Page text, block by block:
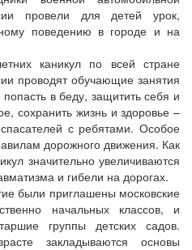
провели для детей урок,
поведению в городе и на
каникул по всей стране
проводят обучающие занятия
в беду, защитить себя и
сохранить жизнь и здоровье –
с ребятами. Особое
дорожного движения. Как
значительно увеличиваются
и гибели на дорогах.
были приглашены московские
начальных классов, и
группы детских садов.
закладываются основы